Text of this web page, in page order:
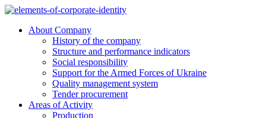
Skip
contentAbout Company
History of the company
Structure and performance indicators
Social responsibility
Support for the Armed Forces of Ukraine
Quality management system
Tender procurement
Areas of Activity
Production